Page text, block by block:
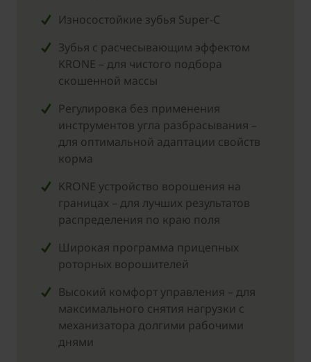
Износостойкие зубья Super-C
Зубья с расчесывающим эффектом
KRONE – для чистого подбора
скошенной массы
Регулировка без применения
инструментов угла разбрасывания –
для оптимальной адаптации свойств
корма
KRONE устройство ворошения на
границах – для лучших результатов
распределения по краю поля
Широкая программа прицепных
роторных ворошителей
Высокий комфорт управления – для
максимального снятия нагрузки с
механизатора долгими рабочими
днями